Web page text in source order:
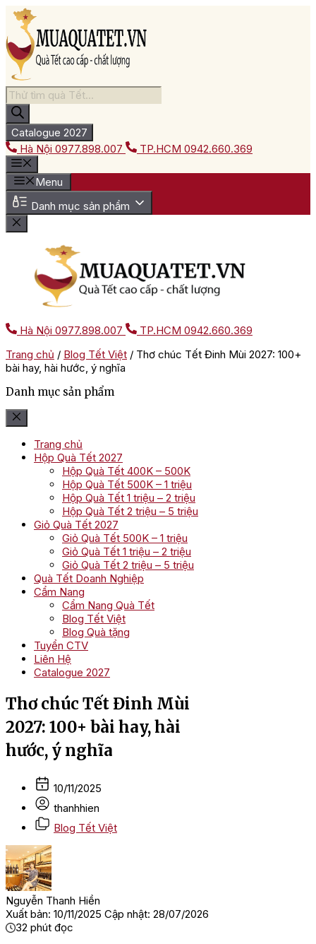
Chuyển
đến
nội
dung
Tìm
kiếm
sản
phẩm
Catalogue 2027
Hà Nội 0977.898.007 TP.HCM 0942.660.369
Menu
Danh mục sản phẩm
Hà Nội 0977.898.007 TP.HCM 0942.660.369
Trang chủ / Blog Tết Việt / Thơ chúc Tết Đinh Mùi 2027: 100+
bài hay, hài hước, ý nghĩa
Danh mục sản phẩm
Trang chủ
Hộp Quà Tết 2027
Hộp Quà Tết 400K – 500K
Hộp Quà Tết 500K – 1 triệu
Hộp Quà Tết 1 triệu – 2 triệu
Hộp Quà Tết 2 triệu – 5 triệu
Giỏ Quà Tết 2027
Giỏ Quà Tết 500K – 1 triệu
Giỏ Quà Tết 1 triệu – 2 triệu
Giỏ Quà Tết 2 triệu – 5 triệu
Quà Tết Doanh Nghiệp
Cẩm Nang
Cẩm Nang Quà Tết
Blog Tết Việt
Blog Quà tặng
Tuyển CTV
Liên Hệ
Catalogue 2027
Thơ chúc Tết Đinh Mùi
2027: 100+ bài hay, hài
hước, ý nghĩa
10/11/2025
thanhhien
Blog Tết Việt
Nguyễn Thanh Hiền
Xuất bản: 10/11/2025 Cập nhật: 28/07/2026
32 phút đọc